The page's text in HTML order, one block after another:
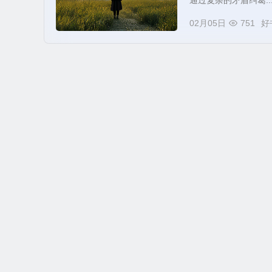
02月05日 751 好